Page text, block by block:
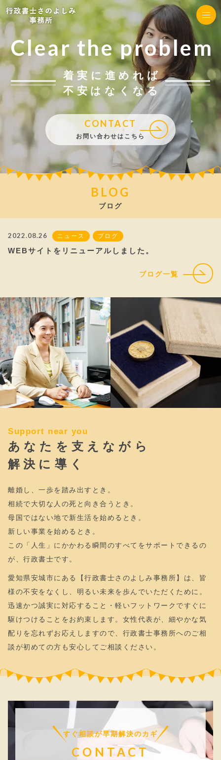
Clear the problem
着実に進めれば
不安はなくなる
CONTACT
お問い合わせはこちら
BLOG
ブログ
2022.08.26 ニュース ブログ
WEBサイトをリニューアルしました。
ブログ一覧
Support near you
あなたを支えながら
解決に導く
離婚し、一歩を踏み出すとき。
相続で大切な人の死と向き合うとき。
母国ではない地で新生活を始めるとき。
新しい事業を始めるとき。
この「人生」にかかわる瞬間のすべてをサポートできるの
が、行政書士です。
愛知県安城市にある【行政書士さのよしみ事務所】は、皆
様の不安をなくし、明るい未来を歩んでいただくために。
迅速かつ誠実に対応すること・軽いフットワークですぐに
駆けつけることをお約束します。女性代表が、細やかな気
配りを忘れずお応えしますので、行政書士事務所へのご相
談が初めての方も安心してご相談ください。
すぐ相談が早期解決のカギ
CONTACT